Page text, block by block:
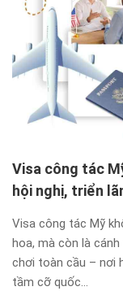
Visa công tác
hội nghị, triển
Visa công tác Mỹ
hoa, mà còn là
chơi toàn cầu – nơi
tầm cỡ quốc...